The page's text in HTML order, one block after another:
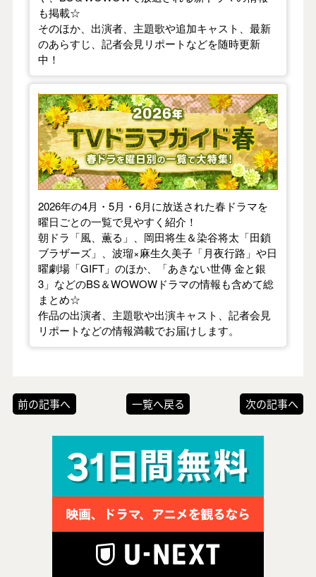
も掲載☆
そのほか、出演者、主題歌や追加キャスト、最新
のあらすじ、記者会見リポートなどを随時更新
中！
【2026年春】TVドラマガイド
2026年の4月・5月・6月に放送された春ドラマを
曜日ごとの一覧で見やすく紹介！
朝ドラ「風、薫る」、岡田将生＆染谷将太「田鎖
ブラザーズ」、波瑠×麻生久美子「月夜行路」や日
曜劇場「GIFT」のほか、「あきない世傳 金と銀
3」などのBS＆WOWOWドラマの情報も含めて総
まとめ☆
作品の出演者、主題歌や出演キャスト、記者会見
リポートなどの情報満載でお届けします。
前の記事へ 一覧へ戻る 次の記事へ